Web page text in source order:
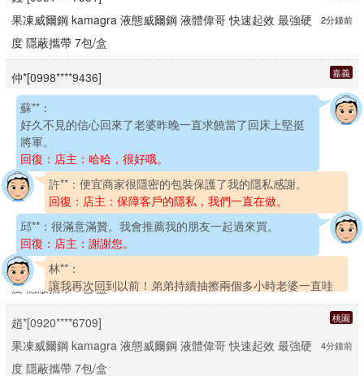
2分鐘前
果凍威爾鋼 kamagra 液態威爾鋼 液體偉哥 快速起效 最強硬
度 隱蔽攜帶 7包/盒
嘉義
仲*[0998****9436]
1分鐘前
果凍威爾鋼 kamagra 液態威爾鋼 液體偉哥 快速起效 最強硬
度 隱蔽攜帶 7包/盒
劉*[0988****8580]
4分鐘前
果凍威爾鋼 kamagra 液態威爾鋼 液體偉哥 快速起效 最強硬
度 隱蔽攜帶 7包/盒
桃園
鐘*[0960****3079]
4分鐘前
果凍威爾鋼 kamagra 液態威爾鋼 液體偉哥 快速起效 最強硬
度 隱蔽攜帶 7包/盒
桃園
果凍威爾鋼 kamagra 液態威爾鋼 液體偉哥 快速起效 最強硬
度 隱蔽攜帶 7包/盒
蘇**：
好久不見的信心回來了老婆昨晚一直求饒當了回床上堅挺
將軍。
回復：店主：哈哈，很好哦。
許**： 便宜商家很隱密的包裝保護了我的隱私感謝。
回復：店主：保障客戶的隱私，我們一直在做。
邱**： 很滿意滿贊。我會推薦我的朋友一起過來買。
回復：店主：謝謝您。
林**：
讓我再次回到以前！弟弟持續抽擦兩個多小時老婆一直哇
哇大叫。
回復：店主：您滿意就好：）
陳**：用著效果還不錯
回復：店主:客戶滿意，是我們追求的目標。
嘉義
符*[0920****6418]
2分鐘前
果凍威爾鋼 kamagra 液態威爾鋼 液體偉哥 快速起效 最強硬
度 隱蔽攜帶 7包/盒
桃園
趙*[0920****6709]
4分鐘前
果凍威爾鋼 kamagra 液態威爾鋼 液體偉哥 快速起效 最強硬
度 隱蔽攜帶 7包/盒